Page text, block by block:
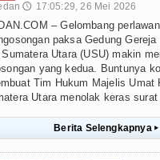
🕔 17:05:29, 26 Mei 2026
– Gelombang
paksa Gedung
Utara (USU) makin
yang kedua. Buntunya
Tim Hukum Majelis Umat
Utara menolak keras
Berita Selengkapnya ▸